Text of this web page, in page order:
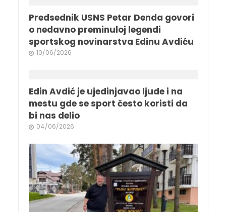
Predsednik USNS Petar Denda govori
o nedavno preminuloj legendi
sportskog novinarstva Edinu Avdiću
10/06/2026
Edin Avdić je ujedinjavao ljude i na
mestu gde se sport često koristi da
bi nas delio
04/06/2026